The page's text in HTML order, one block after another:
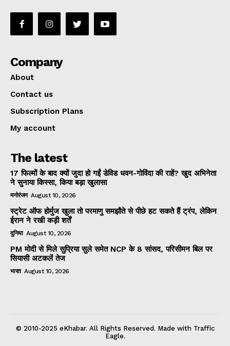
Company
About
Contact us
Subscription Plans
My account
The latest
17 फिल्मों के बाद क्यों जुदा हो गईं डेविड धवन-गोविंदा की राहें? खुद अभिनेता
ने सुनाया किस्सा, किया बड़ा खुलासा
मनोरंजन August 10, 2026
स्ट्रेट ऑफ होर्मुज खुला तो परमाणु समझौते से पीछे हट सकते हैं ट्रंप, लेकिन
ईरान ने रखी कड़ी शर्तें
दुनिया August 10, 2026
PM मोदी से मिले सुप्रिया सुले समेत NCP के 8 सांसद, परिसीमन बिल पर
सियासी अटकलें तेज
भारत August 10, 2026
© 2010-2025 eKhabar. All Rights Reserved. Made with Traffic
Eagle.